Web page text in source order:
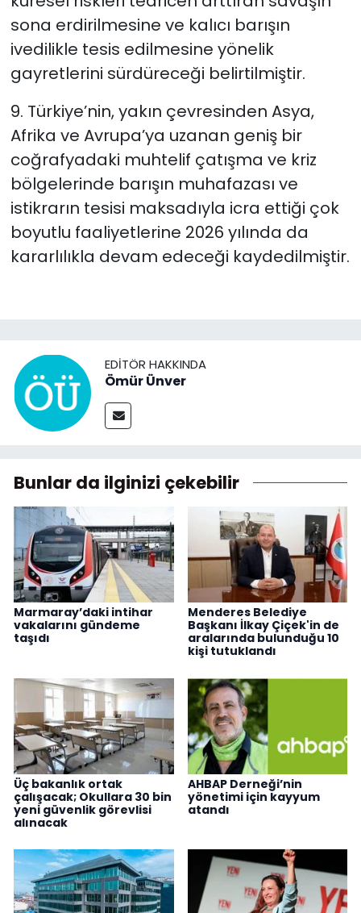
sona erdirilmesine ve kalıcı barışın
ivedilikle tesis edilmesine yönelik
gayretlerini sürdüreceği belirtilmiştir.
9. Türkiye’nin, yakın çevresinden Asya,
Afrika ve Avrupa’ya uzanan geniş bir
coğrafyadaki muhtelif çatışma ve kriz
bölgelerinde barışın muhafazası ve
istikrarın tesisi maksadıyla icra ettiği çok
boyutlu faaliyetlerine 2026 yılında da
kararlılıkla devam edeceği kaydedilmiştir.
EDITÖR HAKKINDA
Ömür Ünver
Bunlar da ilginizi çekebilir
Marmaray’daki intihar
vakalarını gündeme
taşıdı
Menderes Belediye
Başkanı İlkay Çiçek'in de
aralarında bulunduğu 10
kişi tutuklandı
Üç bakanlık ortak
çalışacak; Okullara 30 bin
yeni güvenlik görevlisi
alınacak
AHBAP Derneği’nin
yönetimi için kayyum
atandı